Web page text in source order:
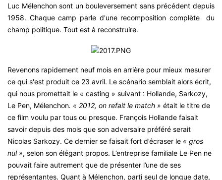
Luc Mélenchon sont un bouleversement sans précédent depuis
1958. Chaque camp parle d'une recomposition complète du
champ politique. Tout est à reconstruire.
Revenons rapidement neuf mois en arrière pour mieux mesurer
ce qui s'est produit ce 23 avril. Le scénario semblait alors écrit,
qui nous promettait le « casting » suivant : Hollande, Sarkozy,
Le Pen, Mélenchon. « 2012, on refait le match » était le titre de
ce film voulu par tous ou presque. François Hollande faisait
savoir depuis des mois que son adversaire préféré serait
Nicolas Sarkozy. Ce dernier se faisait fort d’écraser le « gros
nul », selon son élégant propos. L’entreprise familiale Le Pen ne
pouvait faire autrement que de présenter l’une de ses
représentantes. Quant à Mélenchon, parti seul de longue date,